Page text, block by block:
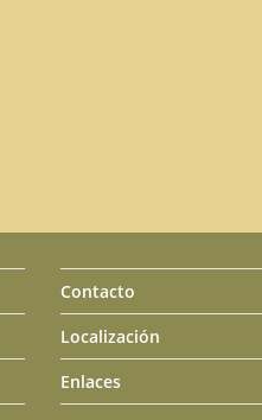
Contacto
Localización
Enlaces